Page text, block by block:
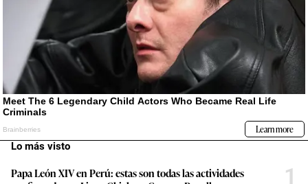
Lo más visto
Papa León XIV en Perú: estas son todas las actividades
1